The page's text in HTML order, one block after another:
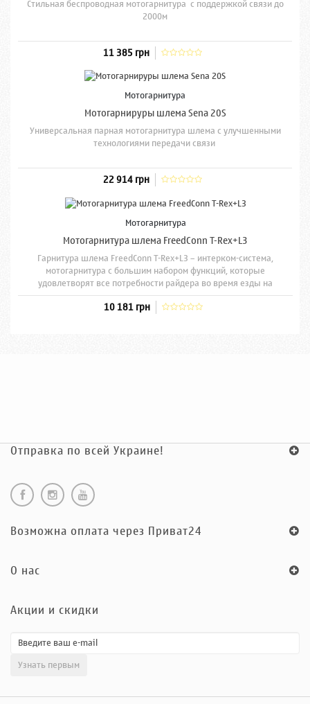
Стильная беспроводная мотогарнитура с поддержкой связи до
2000м
11 385 грн
Мотогарнитура
Мотогарнируры шлема Sena 20S
Универсальная парная мотогарнитура шлема с улучшенными
технологиями передачи связи
22 914 грн
Мотогарнитура
Мотогарнитура шлема FreedConn T-Rex+L3
Гарнитура шлема FreedConn T-Rex+L3 – интерком-система,
мотогарнитура с большим набором функций, которые
удовлетворят все потребности райдера во время езды на
мотоцикле.
10 181 грн
Отправка по всей Украине!
Возможна оплата через Приват24
O нас
Акции и скидки